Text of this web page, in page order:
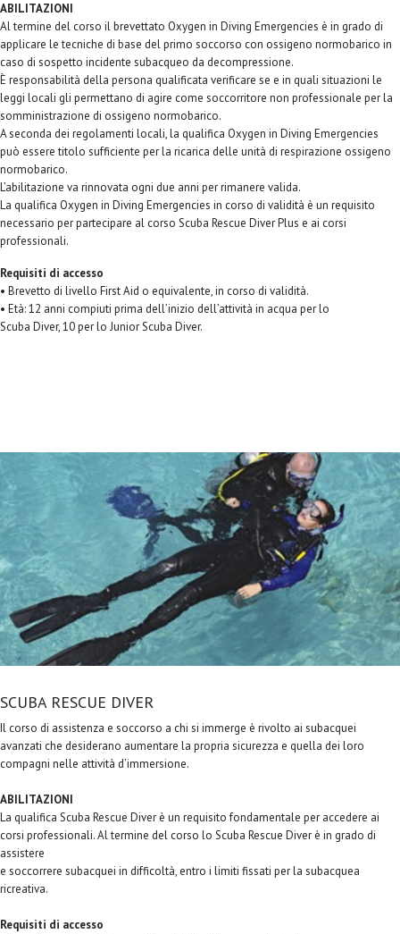
ABILITAZIONI
Al termine del corso il brevettato Oxygen in Diving Emergencies è in grado di
applicare le tecniche di base del primo soccorso con ossigeno normobarico in
caso di sospetto incidente subacqueo da decompressione.
È responsabilità della persona qualificata verificare se e in quali situazioni le
leggi locali gli permettano di agire come soccorritore non professionale per la
somministrazione di ossigeno normobarico.
A seconda dei regolamenti locali, la qualifica Oxygen in Diving Emergencies
può essere titolo sufficiente per la ricarica delle unità di respirazione ossigeno
normobarico.
L’abilitazione va rinnovata ogni due anni per rimanere valida.
La qualifica Oxygen in Diving Emergencies in corso di validità è un requisito
necessario per partecipare al corso Scuba Rescue Diver Plus e ai corsi
professionali.
Requisiti di accesso
• Brevetto di livello First Aid o equivalente, in corso di validità.
• Età: 12 anni compiuti prima dell’inizio dell’attività in acqua per lo
Scuba Diver, 10 per lo Junior Scuba Diver.
SCUBA RESCUE DIVER
Il corso di assistenza e soccorso a chi si immerge è rivolto ai subacquei
avanzati che desiderano aumentare la propria sicurezza e quella dei loro
compagni nelle attività d’immersione.
ABILITAZIONI
La qualifica Scuba Rescue Diver è un requisito fondamentale per accedere ai
corsi professionali. Al termine del corso lo Scuba Rescue Diver è in grado di
assistere
e soccorrere subacquei in difficoltà, entro i limiti fissati per la subacquea
ricreativa.
Requisiti di accesso